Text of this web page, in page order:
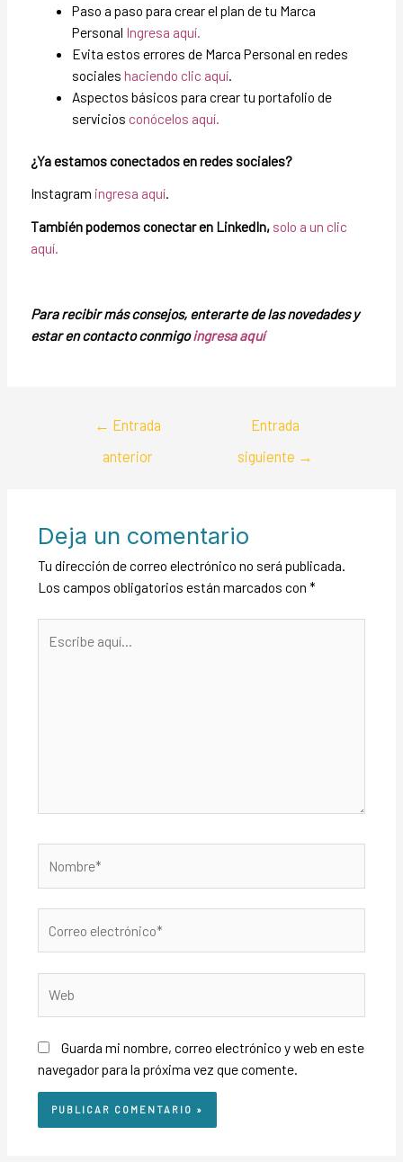
Paso a paso para crear el plan de tu Marca
Personal Ingresa aquí.
Evita estos errores de Marca Personal en redes
socialeshaciendo clic aquí
Aspectos básicos para crear tu portafolio de
servicios conócelos aquí.
¿Ya estamos conectados en redes sociales?
Instagram ingresa aquí.
También podemos conectar en LinkedIn,solo a un clic
aquí.
Para recibir más consejos, enterarte de las novedades y
estar en contacto conmigoingresa aquí
← Entrada
anterior
Entrada
siguiente →
Deja un comentario
Tu dirección de correo electrónico no será publicada.
Los campos obligatorios están marcados con *
Guarda mi nombre, correo electrónico y web en este
navegador para la próxima vez que comente.